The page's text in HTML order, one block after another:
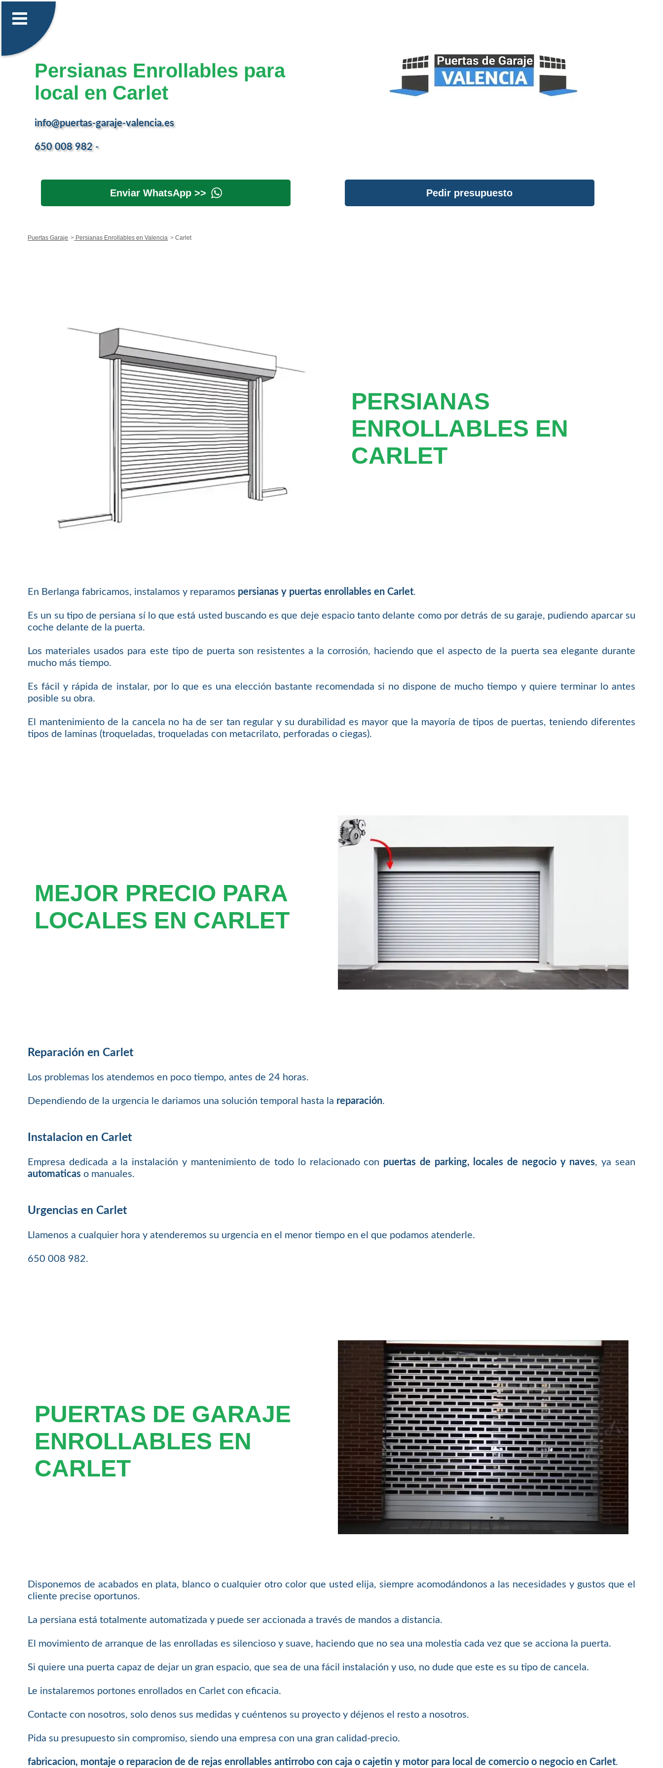
Persianas Enrollables para
local en Carlet
info@puertas-garaje-valencia.es
650 008 982 -
Enviar WhatsApp >> Pedir presupuesto
Puertas Garaje Persianas Enrollables en Valencia Carlet
PERSIANAS
ENROLLABLES EN
CARLET
En Berlanga fabricamos, instalamos y reparamos persianas y puertas enrollables en Carlet.
Es un su tipo de persiana sí lo que está usted buscando es que deje espacio tanto delante como por detrás de su garaje, pudiendo aparcar su
coche delante de la puerta.
Los materiales usados para este tipo de puerta son resistentes a la corrosión, haciendo que el aspecto de la puerta sea elegante durante
mucho más tiempo.
Es fácil y rápida de instalar, por lo que es una elección bastante recomendada si no dispone de mucho tiempo y quiere terminar lo antes
posible su obra.
El mantenimiento de la cancela no ha de ser tan regular y su durabilidad es mayor que la mayoría de tipos de puertas, teniendo diferentes
tipos de laminas (troqueladas, troqueladas con metacrilato, perforadas o ciegas).
MEJOR PRECIO PARA
LOCALES EN CARLET
Reparación en Carlet
Los problemas los atendemos en poco tiempo, antes de 24 horas.
Dependiendo de la urgencia le dariamos una solución temporal hasta la reparación.
Instalacion en Carlet
Empresa dedicada a la instalación y mantenimiento de todo lo relacionado con puertas de parking, locales de negocio y naves, ya sean
automaticas o manuales.
Urgencias en Carlet
Llamenos a cualquier hora y atenderemos su urgencia en el menor tiempo en el que podamos atenderle.
650 008 982.
PUERTAS DE GARAJE
ENROLLABLES EN
CARLET
Disponemos de acabados en plata, blanco o cualquier otro color que usted elija, siempre acomodándonos a las necesidades y gustos que el
cliente precise oportunos.
La persiana está totalmente automatizada y puede ser accionada a través de mandos a distancia.
El movimiento de arranque de las enrolladas es silencioso y suave, haciendo que no sea una molestia cada vez que se acciona la puerta.
Si quiere una puerta capaz de dejar un gran espacio, que sea de una fácil instalación y uso, no dude que este es su tipo de cancela.
Le instalaremos portones enrollados en Carlet con eficacia.
Contacte con nosotros, solo denos sus medidas y cuéntenos su proyecto y déjenos el resto a nosotros.
Pida su presupuesto sin compromiso, siendo una empresa con una gran calidad-precio.
fabricacion, montaje o reparacion de de rejas enrollables antirrobo con caja o cajetin y motor para local de comercio o negocio en Carlet.